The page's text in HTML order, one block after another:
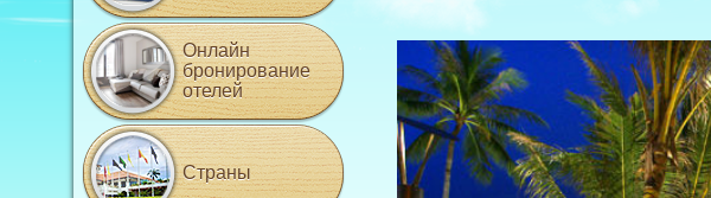
Онлайн
бронирование
отелей
Страны